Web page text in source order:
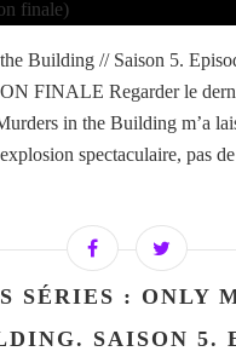
Building // Saison 5.
FINALE Regarder le
in the Building m’a
spectaculaire, pas
SÉRIES : ONLY
SAISON 5.